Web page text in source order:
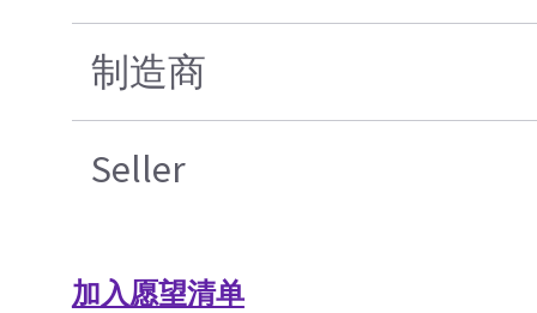
制造商
Seller
加入愿望清单